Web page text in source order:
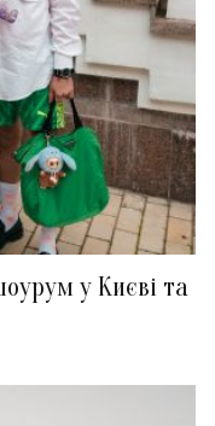
у Києві та